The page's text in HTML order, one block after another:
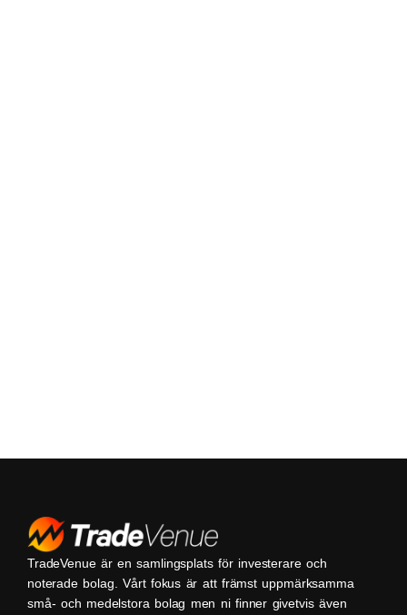
TradeVenue är en samlingsplats för investerare och
noterade bolag. Vårt fokus är att främst uppmärksamma
små- och medelstora bolag men ni finner givetvis även